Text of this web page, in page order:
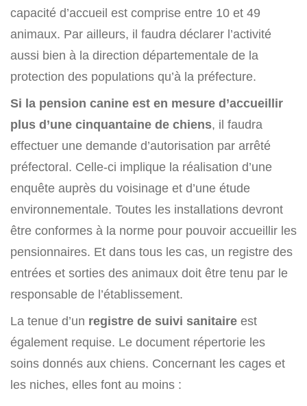
capacité d’accueil est comprise entre 10 et 49
animaux. Par ailleurs, il faudra déclarer l’activité
aussi bien à la direction départementale de la
protection des populations qu’à la préfecture.
Si la pension canine est en mesure d’accueillir
plus d’une cinquantaine de chiens, il faudra
effectuer une demande d’autorisation par arrêté
préfectoral. Celle-ci implique la réalisation d’une
enquête auprès du voisinage et d’une étude
environnementale. Toutes les installations devront
être conformes à la norme pour pouvoir accueillir les
pensionnaires. Et dans tous les cas, un registre des
entrées et sorties des animaux doit être tenu par le
responsable de l’établissement.
La tenue d’un registre de suivi sanitaire est
également requise. Le document répertorie les
soins donnés aux chiens. Concernant les cages et
les niches, elles font au moins :